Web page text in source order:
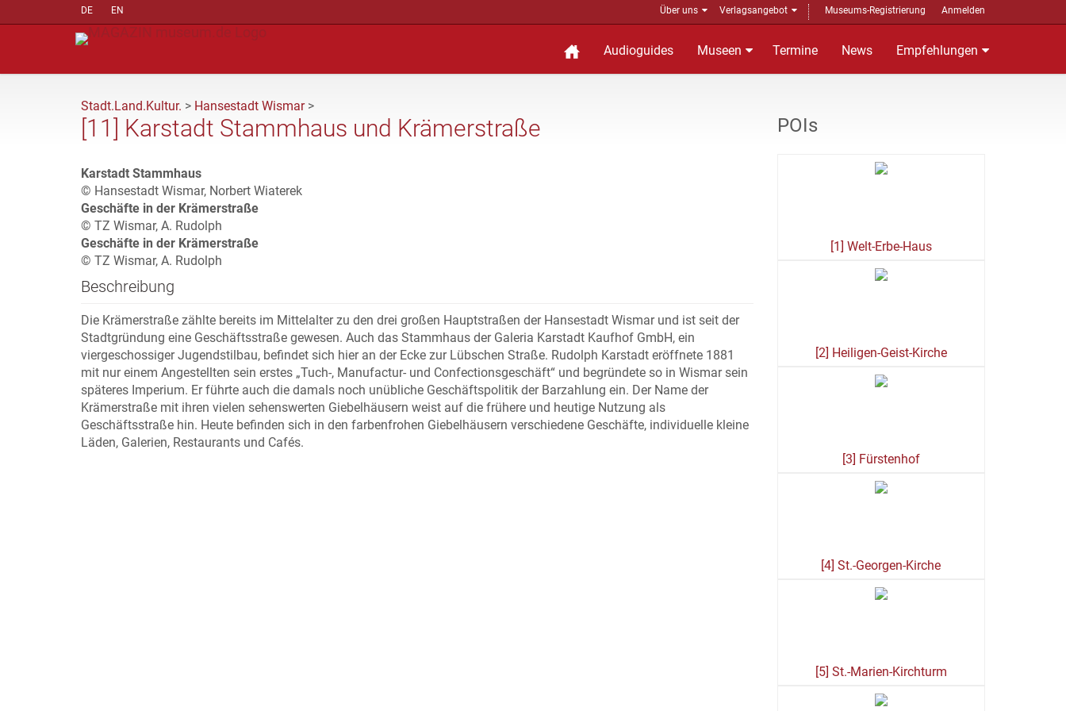
DE EN Über uns Verlagsangebot Museums-Registrierung Anmelden
Audioguides Museen Termine News Empfehlungen
Stadt.Land.Kultur. > Hansestadt Wismar>
[11] Karstadt Stammhaus und Krämerstraße
Karstadt Stammhaus
© Hansestadt Wismar, Norbert Wiaterek
Geschäfte in der Krämerstraße
© TZ Wismar, A. Rudolph
Geschäfte in der Krämerstraße
© TZ Wismar, A. Rudolph
Beschreibung
Die Krämerstraße zählte bereits im Mittelalter zu den drei großen Hauptstraßen der Hansestadt Wismar und ist seit der
Stadtgründung eine Geschäftsstraße gewesen. Auch das Stammhaus der Galeria Karstadt Kaufhof GmbH, ein
viergeschossiger Jugendstilbau, befindet sich hier an der Ecke zur Lübschen Straße. Rudolph Karstadt eröffnete 1881
mit nur einem Angestellten sein erstes „Tuch-, Manufactur- und Confectionsgeschäft“ und begründete so in Wismar sein
späteres Imperium. Er führte auch die damals noch unübliche Geschäftspolitik der Barzahlung ein. Der Name der
Krämerstraße mit ihren vielen sehenswerten Giebelhäusern weist auf die frühere und heutige Nutzung als
Geschäftsstraße hin. Heute befinden sich in den farbenfrohen Giebelhäusern verschiedene Geschäfte, individuelle kleine
Läden, Galerien, Restaurants und Cafés.
POIs
[1] Welt-Erbe-Haus
[2] Heiligen-Geist-Kirche
[3] Fürstenhof
[4] St.-Georgen-Kirche
[5] St.-Marien-Kirchturm